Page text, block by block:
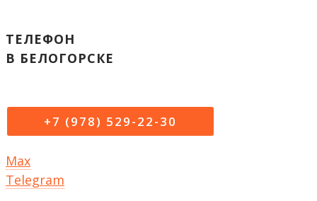
ТЕЛЕФОН
В БЕЛОГОРСКЕ
+7 (978) 529-22-30
Max
Telegram